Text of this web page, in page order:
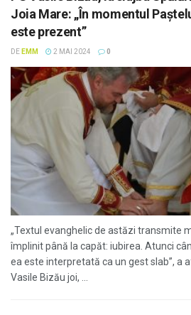
Joia Mare: „În momentul
este prezent”
DE EMM 2 MAI 2024 0
„Textul evanghelic de astăzi transmite
împlinit până la capăt: iubirea. Atunci
ea este interpretată ca un gest slab”, a
Vasile Bizău joi, ...